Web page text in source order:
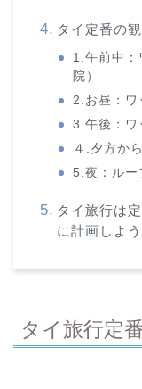
タイ定番の
1.午前中：
院）
2.お昼：ワ
3.午後：ワ
４.夕方か
5.夜：ルー
タイ旅行は
に計画しよう
タイ旅行定